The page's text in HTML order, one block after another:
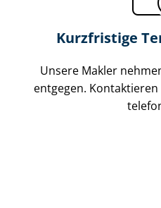
Kurzfristige
Unsere Makler
entgegen.